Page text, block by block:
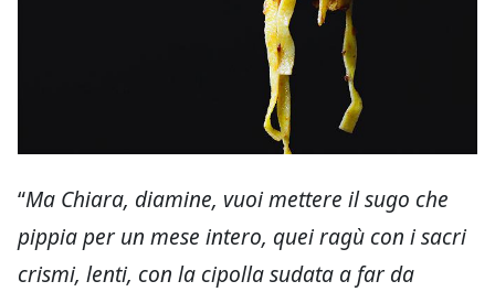
“Ma Chiara, diamine, vuoi mettere il sugo che
pippia per un mese intero, quei ragù con i sacri
crismi, lenti, con la cipolla sudata a far da